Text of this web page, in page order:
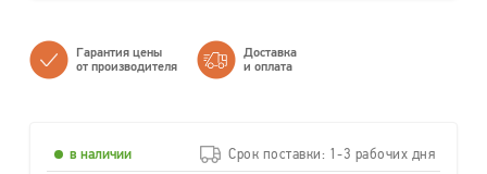
Гарантия цены
от производителя
Доставка
и оплата
в наличии Срок поставки: 1-3 рабочих дня